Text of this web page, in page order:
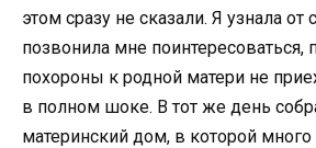
этом сразу не сказали. Я узнала от
позвонила мне поинтересоваться,
похороны к родной матери не
в полном шоке. В тот же день
материнский дом, в которой